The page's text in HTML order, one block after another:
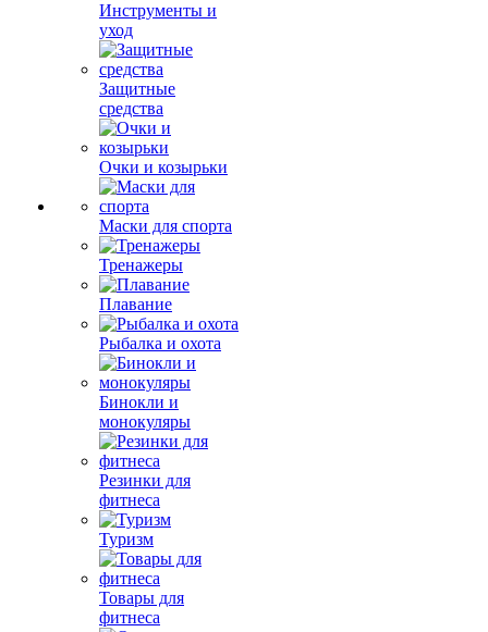
Инструменты и
уход
Защитные
средства
Очки и козырьки
Маски для спорта
Тренажеры
Плавание
Рыбалка и охота
Бинокли и
монокуляры
Резинки для
фитнеса
Туризм
Товары для
фитнеса